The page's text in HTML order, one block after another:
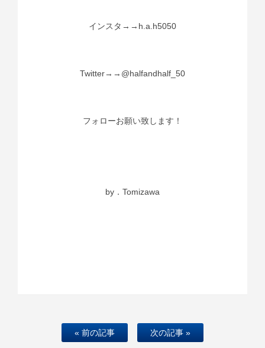
インスタ→→h.a.h5050
Twitter→→@halfandhalf_50
フォローお願い致します！
by．Tomizawa
« 前の記事 次の記事 »